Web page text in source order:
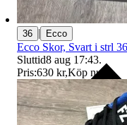
36 | Ecco
Ecco Skor, Svart i strl
Sluttid8 aug 17:43.
Pris:630 kr,Köp nu